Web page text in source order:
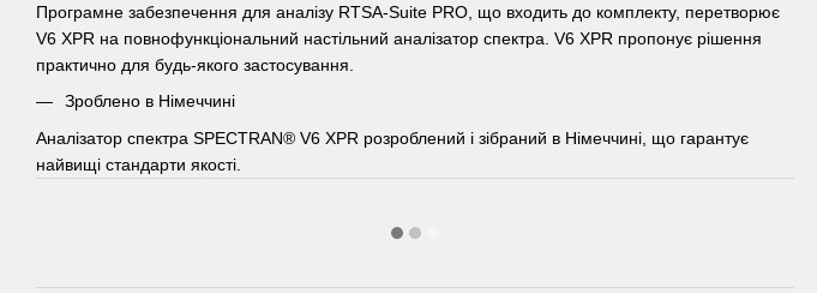
Програмне забезпечення для аналізу RTSA-Suite PRO, що входить до комплекту, перетворює
V6 XPR на повнофункціональний настільний аналізатор спектра. V6 XPR пропонує рішення
практично для будь-якого застосування.
Зроблено в Німеччині
Аналізатор спектра SPECTRAN® V6 XPR розроблений і зібраний в Німеччині, що гарантує
найвищі стандарти якості.